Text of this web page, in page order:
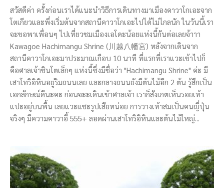
สวัสดีค่า ครั้งก่อนเราได้แนะนำวิธีการเดินทางมาเมืองคาวาโกเอะจาก
โตเกียวและพึ่งเริ่มต้นจากสถานีคาวาโกเอะไปได้ไม่ไกลนัก ในวันนี้เรา
จะขอพาเพื่อนๆ ไปเที่ยวชมเมืองเอโดะน้อยแห่งนี้กันต่อเลยจ้าาา
Kawagoe Hachimangu Shrine (川越八幡宮) หลังจากเดินจาก
สถานีคาวาโกเอะมาประมาณเกือบ 10 นาที ที่แรกที่เราแวะเข้าไปก็
คือศาลเจ้าชินโตเล็กๆ แห่งนี้ซึ่งมีชื่อว่า "Hachimangu Shrine" ค่ะ มี
เสาโทริอิหินอยู่ริมถนนเลย และกลางถนนยังมีต้นไม้อีก 2 ต้น รู้สึกเป็น
เอกลักษณ์ดีนะคะ ก่อนจะะเดินเข้าศาลเจ้า เราก็สังเกตเห็นรอยเท้า
แปะอยู่บนพื้น เลยแวะแชะรูปเสียหน่อย การวางเท้าสมเป็นคนญี่ปุ่น
จริงๆ มีความคาวาอี้ 555+ ลอดผ่านเสาโทริอิหินและต้นไม้ใหญ่...